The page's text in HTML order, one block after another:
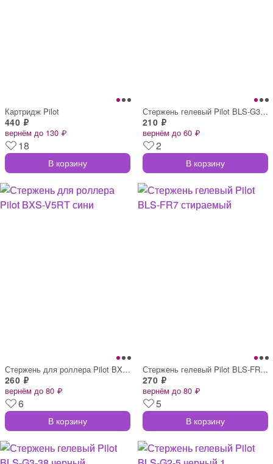
Картридж Pilot
440 ₽
вернём до 130 ₽
18
В корзину
Стержень гелевый Pilot BLS-G3-38 синий 1
210 ₽
вернём до 60 ₽
2
В корзину
Стержень для роллера Pilot BXS-V5RT сини
260 ₽
вернём до 80 ₽
6
В корзину
Стержень гелевый Pilot BLS-FR7 стираемый
270 ₽
вернём до 80 ₽
5
В корзину